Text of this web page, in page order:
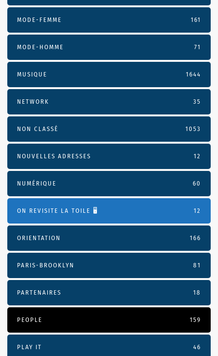
MODE-FEMME 161
MODE-HOMME 71
MUSIQUE 1644
NETWORK 35
NON CLASSÉ 1053
NOUVELLES ADRESSES 12
NUMÉRIQUE 60
ON REVISITE LA TOILE 🖥️ 12
ORIENTATION 166
PARIS-BROOKLYN 81
PARTENAIRES 18
PEOPLE 159
PLAY IT 46